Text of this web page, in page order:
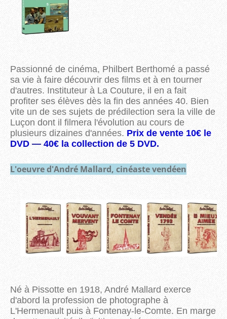
Passionné de cinéma, Philbert Berthomé a passé
sa vie à faire découvrir des films et à en tourner
d'autres. Instituteur à La Couture, il en a fait
profiter ses élèves dès la fin des années 40. Bien
vite un de ses sujets de prédilection sera la ville de
Luçon dont il filmera l'évolution au cours de
plusieurs dizaines d'années. Prix de vente 10€ le
DVD — 40€ la collection de 5 DVD.
L'oeuvre d'André Mallard, cinéaste vendéen
Né à Pissotte en 1918, André Mallard exerce
d'abord la profession de photographe à
L'Hermenault puis à Fontenay-le-Comte. En marge